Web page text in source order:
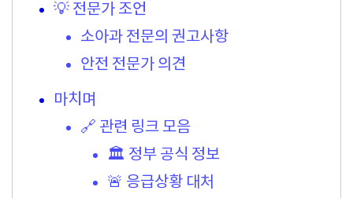
💡 전문가 조언
소아과 전문의 권고사항
안전 전문가 의견
마치며
🔗 관련 링크 모음
🏛️ 정부 공식 정보
🚨 응급상황 대처